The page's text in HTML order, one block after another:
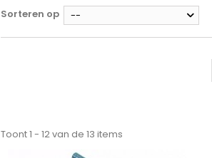
Sorteren op --
Toont 1 - 12 van de 13 items